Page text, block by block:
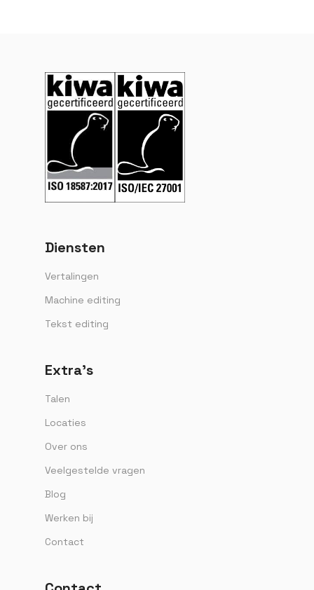
Diensten
Vertalingen
Machine editing
Tekst editing
Extra’s
Talen
Locaties
Over ons
Veelgestelde vragen
Blog
Werken bij
Contact